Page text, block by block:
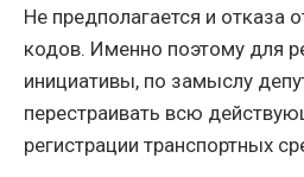
Не предполагается и отказа
кодов. Именно поэтому для
инициативы, по замыслу
перестраивать всю
регистрации транспортных